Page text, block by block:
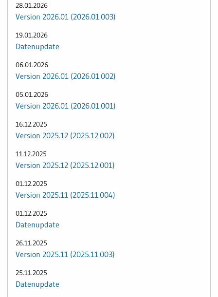
28.01.2026
Version 2026.01 (2026.01.003)
19.01.2026
Datenupdate
06.01.2026
Version 2026.01 (2026.01.002)
05.01.2026
Version 2026.01 (2026.01.001)
16.12.2025
Version 2025.12 (2025.12.002)
11.12.2025
Version 2025.12 (2025.12.001)
01.12.2025
Version 2025.11 (2025.11.004)
01.12.2025
Datenupdate
26.11.2025
Version 2025.11 (2025.11.003)
25.11.2025
Datenupdate